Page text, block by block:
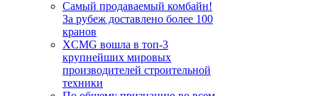
Самый продаваемый комбайн!
За рубеж доставлено более 100
кранов
XCMG вошла в топ-3
крупнейших мировых
производителей строительной
техники